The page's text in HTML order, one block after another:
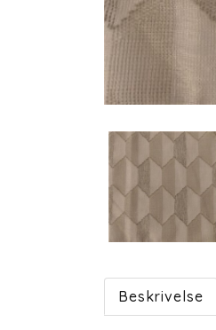
Beskrivelse